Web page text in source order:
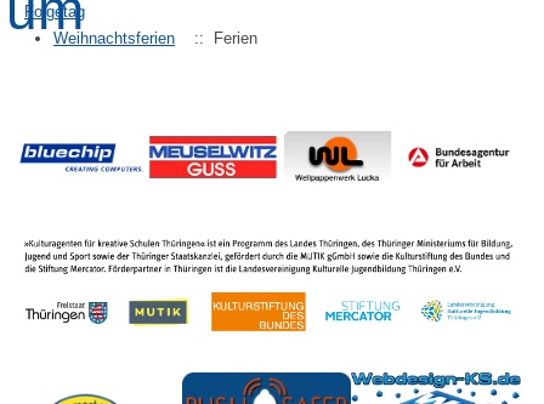
Folgetag
Weihnachtsferien
:: Ferien